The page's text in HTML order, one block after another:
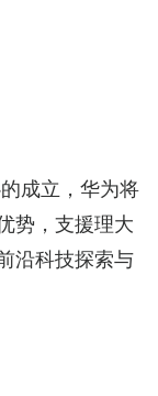
成立，华为将
势，支援理大
沿科技探索与